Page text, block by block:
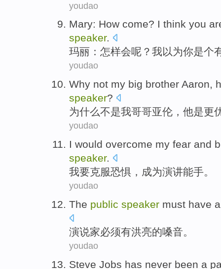
youdao
Mary: How come? I think you
speaker.
玛丽 ： 怎样会呢？ 我以为你是个
youdao
Why not my big brother Aaron,
speaker?
为什么不是我哥哥亚伦 ， 他是更
youdao
I would overcome my fear and
speaker.
我要克服恐惧 ， 成为演讲能手。
youdao
The public speaker must have a
演说家必须有洪亮的嗓音。
youdao
Steve Jobs has never been a